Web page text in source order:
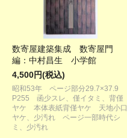
数寄屋建築集成 数寄屋門
編：中村昌生 小学館
4,500円(税込)
昭和53年 ページ部分29.7×37.9
P255 函少スレ、僅イタミ、背僅
ヤケ 本体表紙背僅ヤケ 天地小口
ヤケ、少汚れ ページ一部時代シ
ミ、少汚れ